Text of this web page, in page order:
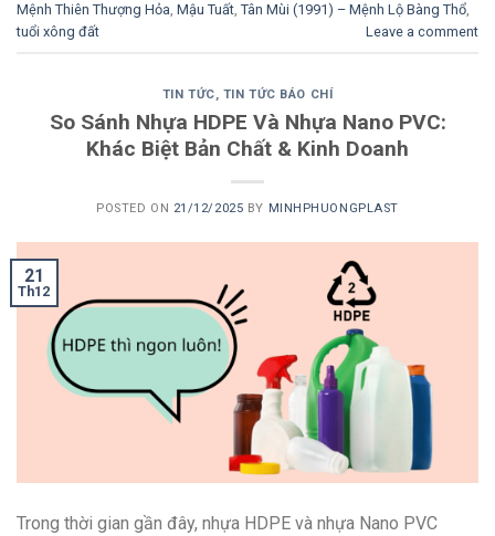
Mệnh Thiên Thượng Hỏa, Mậu Tuất, Tân Mùi (1991) – Mệnh Lộ Bàng Thổ,
tuổi xông đất
Leave a comment
TIN TỨC, TIN TỨC BÁO CHÍ
So Sánh Nhựa HDPE Và Nhựa Nano PVC:
Khác Biệt Bản Chất & Kinh Doanh
POSTED ON 21/12/2025 BY MINHPHUONGPLAST
21
Th12
Trong thời gian gần đây, nhựa HDPE và nhựa Nano PVC